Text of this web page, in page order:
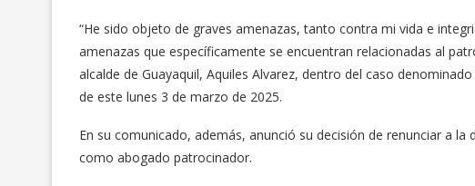
“He sido objeto de graves amenazas, tanto contra mi vida e
amenazas que específicamente se encuentran relacionadas al
alcalde de Guayaquil, Aquiles Alvarez, dentro del caso
de este lunes 3 de marzo de 2025.
En su comunicado, además, anunció su decisión de renunciar a
como abogado patrocinador.